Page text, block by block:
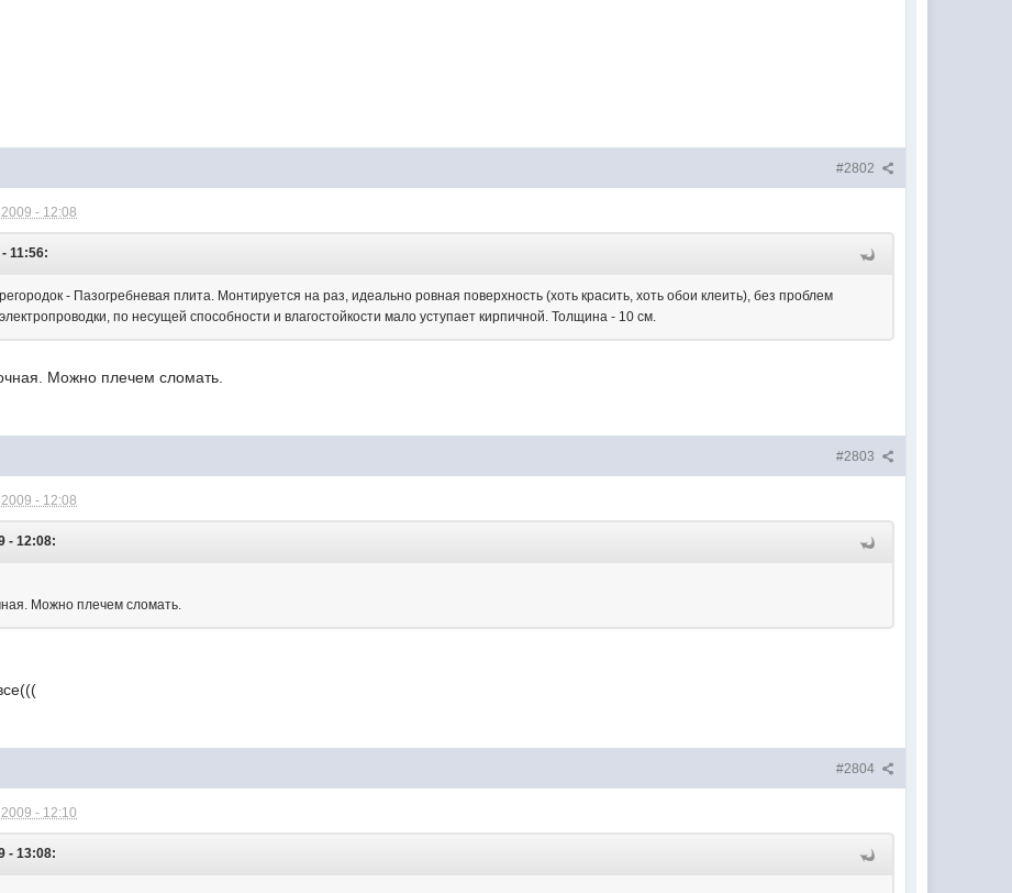
#2802
- 12:08
11:56:
- Пазогребневая плита. Монтируется на раз, идеально ровная поверхность (хоть красить, хоть обои клеить), без проблем
по несущей способности и влагостойкости мало уступает кирпичной. Толщина - 10 см.
Можно плечем сломать.
#2803
- 12:08
- 12:08:
Можно плечем сломать.
#2804
- 12:10
- 13:08: